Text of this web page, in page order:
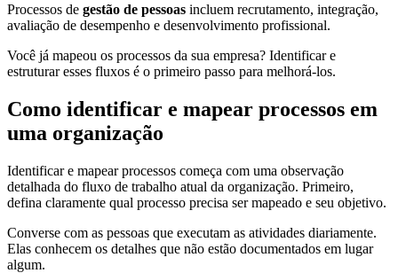
Processos de gestão de pessoas incluem recrutamento, integração,
avaliação de desempenho e desenvolvimento profissional.
Você já mapeou os processos da sua empresa? Identificar e
estruturar esses fluxos é o primeiro passo para melhorá-los.
Como identificar e mapear processos em
uma organização
Identificar e mapear processos começa com uma observação
detalhada do fluxo de trabalho atual da organização. Primeiro,
defina claramente qual processo precisa ser mapeado e seu objetivo.
Converse com as pessoas que executam as atividades diariamente.
Elas conhecem os detalhes que não estão documentados em lugar
algum.